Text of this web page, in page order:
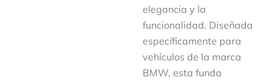
elegancia y la
funcionalidad. Diseñada
específicamente para
vehículos de la marca
BMW, esta funda